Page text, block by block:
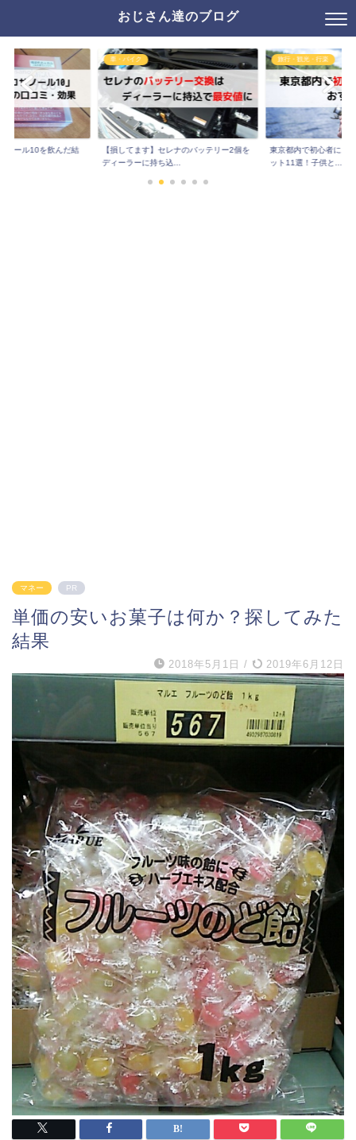
おじさん達のブログ
ノール10を飲んだ結
車・バイク
【損してます】セレナのバッテリー2個を
ディーラーに持ち込...
旅行・観光・行楽
東京都内で初心者にお
ット11選！子供と...
マネー PR
単価の安いお菓子は何か？探してみた
結果
2018年5月1日 / 2019年6月12日